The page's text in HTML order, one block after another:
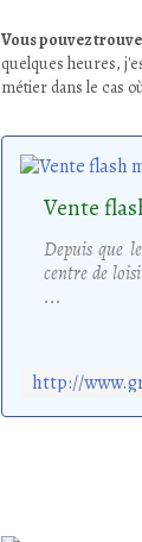
Vous pouvez
quelques heures,
métier dans le cas
Depuis que
centre de
...